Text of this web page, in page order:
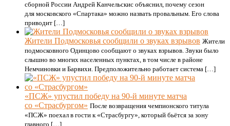
сборной России Андрей Канчельскис объяснил, почему сезон
для московского «Спартака» можно назвать провальным. Его слова
приводит […]
Жители Подмосковья сообщили о звуках взрывов Жители
подмосковного Одинцово сообщают о звуках взрывов. Звуки было
слышно во многих населенных пунктах, в том числе в районе
Немчиновки и Барвихи. Предположительно работает система […]
«ПСЖ» упустил победу на 90-й минуте матча
со «Страсбургом» После возвращения чемпионского титула
«ПСЖ» поехал в гости к «Страсбургу», который бьётся за зону
главного […]